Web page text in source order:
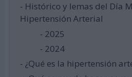
- Histórico y lemas del Día
Hipertensión Arterial
- 2025
- 2024
- ¿Qué es la hipertensión